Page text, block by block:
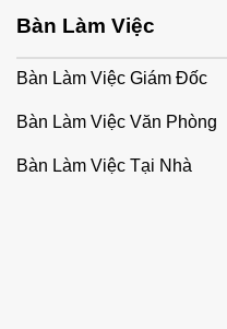
Bàn Làm Việc
Bàn Làm Việc Giám Đốc
Bàn Làm Việc Văn Phòng
Bàn Làm Việc Tại Nhà